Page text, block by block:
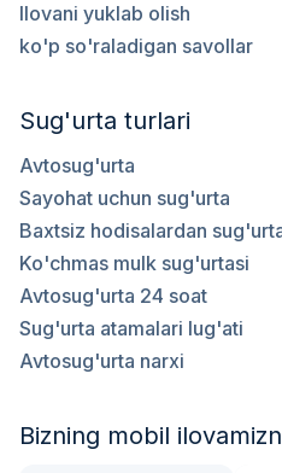
Ilovani yuklab olish
ko'p so'raladigan savollar
Sug'urta turlari
Avtosug'urta
Sayohat uchun sug'urta
Baxtsiz hodisalardan
Ko'chmas mulk sug'urtasi
Avtosug'urta 24 soat
Sug'urta atamalari lug'ati
Avtosug'urta narxi
Bizning mobil